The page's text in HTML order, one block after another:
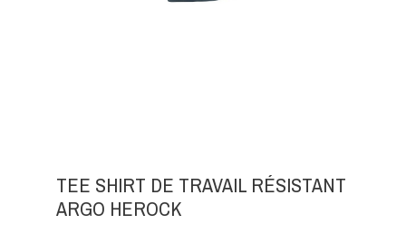
TEE SHIRT DE TRAVAIL RÉSISTANT
ARGO HEROCK